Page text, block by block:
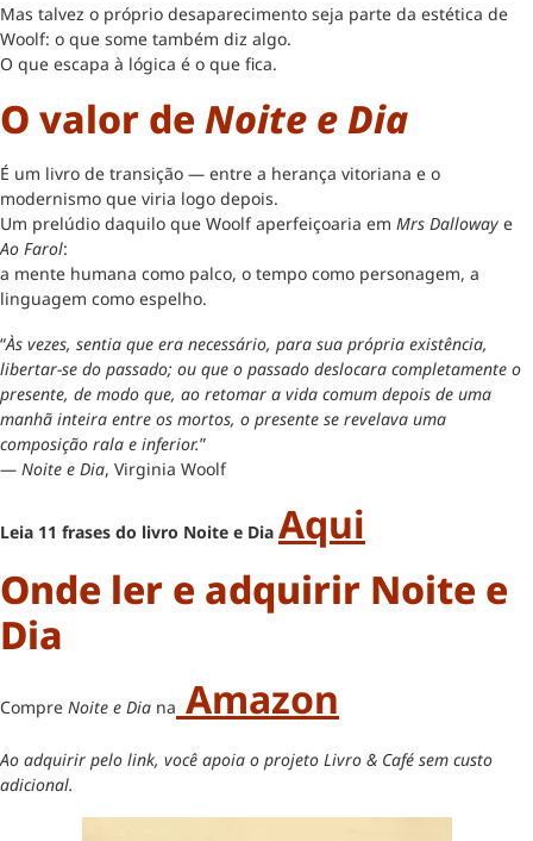
Mas talvez o próprio desaparecimento seja parte da estética de
Woolf: o que some também diz algo.
O que escapa à lógica é o que fica.
O valor de Noite e Dia
É um livro de transição — entre a herança vitoriana e o
modernismo que viria logo depois.
Um prelúdio daquilo que Woolf aperfeiçoaria em Mrs Dalloway e
Ao Farol:
a mente humana como palco, o tempo como personagem, a
linguagem como espelho.
“Às vezes, sentia que era necessário, para sua própria existência,
libertar-se do passado; ou que o passado deslocara completamente o
presente, de modo que, ao retomar a vida comum depois de uma
manhã inteira entre os mortos, o presente se revelava uma
composição rala e inferior.”
— Noite e Dia, Virginia Woolf
Leia 11 frases do livro Noite e Dia Aqui
Onde ler e adquirir Noite e
Dia
Compre Noite e Dia na Amazon
Ao adquirir pelo link, você apoia o projeto Livro & Café sem custo
adicional.